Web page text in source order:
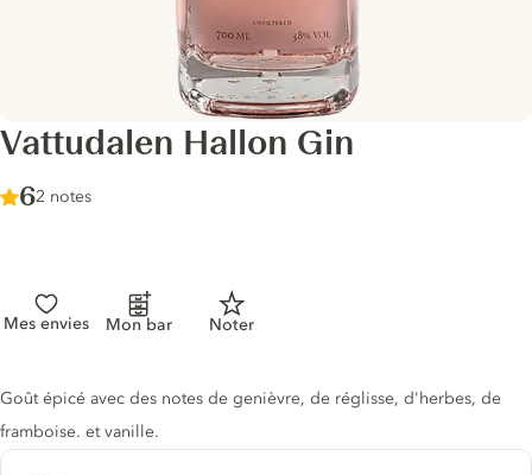
Vattudalen Hallon Gin
Score :
6/ 10
2 notes
Mes envies Mon bar Noter
Description du gin
Goût épicé avec des notes de genièvre, de réglisse, d'herbes, de
framboise. et vanille.